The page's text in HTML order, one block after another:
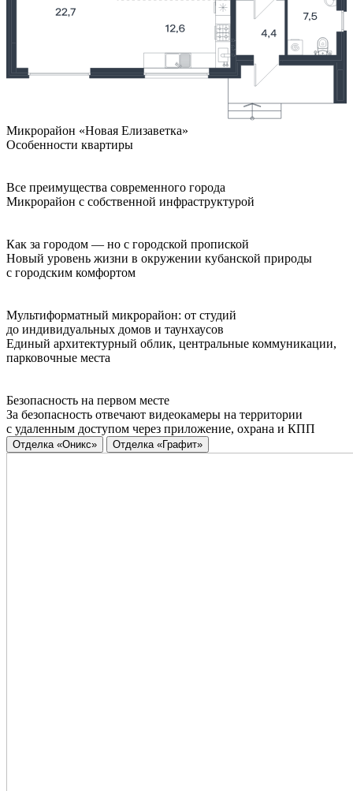
Микрорайон «Новая Елизаветка»
Особенности квартиры
Все преимущества современного города
Микрорайон с собственной инфраструктурой
Как за городом — но с городской пропиской
Новый уровень жизни в окружении кубанской природы
с городским комфортом
Мультиформатный микрорайон: от студий
до индивидуальных домов и таунхаусов
Единый архитектурный облик, центральные коммуникации,
парковочные места
Безопасность на первом месте
За безопасность отвечают видеокамеры на территории
с удаленным доступом через приложение, охрана и КПП
Отделка «Оникс» Отделка «Графит»